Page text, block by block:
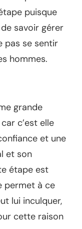
puisque
savoir gérer
pas se sentir
hommes.
grande
c’est elle
et une
et son
étape est
permet à ce
lui inculquer,
cette raison